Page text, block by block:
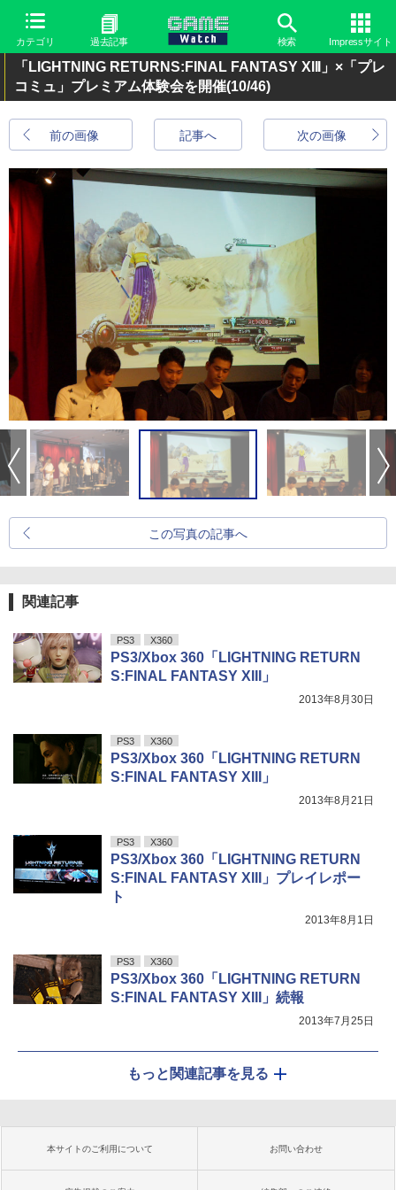
カテゴリ 過去記事 検索 Impressサイト
「LIGHTNING RETURNS:FINAL FANTASY XIII」×「プレ
コミュ」プレミアム体験会を開催(10/46)
前の画像 次の画像
記事へ
この写真の記事へ
関連記事
PS3 X360
PS3/Xbox 360「LIGHTNING RETURN
S:FINAL FANTASY XIII」
2013年8月30日
PS3 X360
PS3/Xbox 360「LIGHTNING RETURN
S:FINAL FANTASY XIII」
2013年8月21日
PS3 X360
PS3/Xbox 360「LIGHTNING RETURN
S:FINAL FANTASY XIII」プレイレポー
ト
2013年8月1日
PS3 X360
PS3/Xbox 360「LIGHTNING RETURN
S:FINAL FANTASY XIII」続報
2013年7月25日
もっと関連記事を見る
本サイトのご利用について お問い合わせ